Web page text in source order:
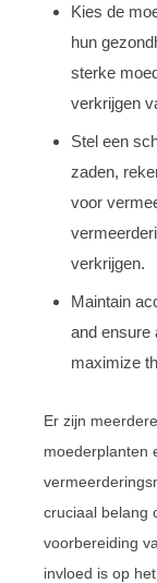
Kies de
hun
sterke
verkrijgen
Stel een
zaden,
voor
verkrijgen.
Maintain
and ensure
maximize
Er zijn
moederplanten
cruciaal belang
voorbereiding
invloed is op